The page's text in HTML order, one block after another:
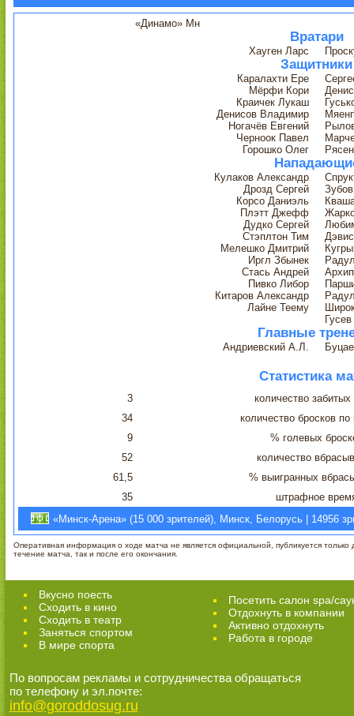
«Динамо» Мн
Вратари
Хауген Ларс
Защитники
Каралахти Ере
Мёрфи Кори
Краичек Лукаш
Денисов Владимир
Ногачёв Евгений
Черноок Павел
Горошко Олег
Кулаков Александр
Дрозд Сергей
Корсо Даниэль
Плэтт Джефф
Дудко Сергей
Стэплтон Тим
Мелешко Дмитрий
Иргл Збынек
Стась Андрей
Пивко Либор
Китаров Александр
Лайне Теему
Главные
Андриевский А.Л.
Статистика
3
количество
34
количество бросков по
9
% голевых
52
количество
61,5
% выигранных
35
штрафное
«Минск-Арена» (15 000 зрителей), Минск, Белорусь | 14956
Оперативная информация о ходе матча не является официальной, публикуется только
течение матча, так и после его окончания.
Вкусно поесть
Сходить в кино
Cходить в театр
Заняться спортом
В мире спорта
Посетить салон spa/
Отдохнуть в компании
Активно отдохнуть
Работа в городе
По вопросам рекламы и сотрудничества обращаться
по телефону и эл.почте:
info@goroddosug.ru